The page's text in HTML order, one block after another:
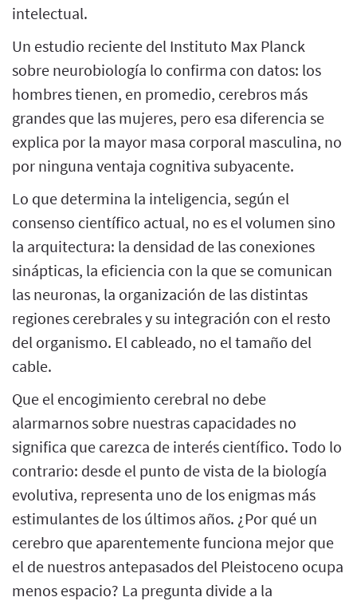
intelectual.
Un estudio reciente del Instituto Max Planck
sobre neurobiología lo confirma con datos: los
hombres tienen, en promedio, cerebros más
grandes que las mujeres, pero esa diferencia se
explica por la mayor masa corporal masculina, no
por ninguna ventaja cognitiva subyacente.
Lo que determina la inteligencia, según el
consenso científico actual, no es el volumen sino
la arquitectura: la densidad de las conexiones
sinápticas, la eficiencia con la que se comunican
las neuronas, la organización de las distintas
regiones cerebrales y su integración con el resto
del organismo. El cableado, no el tamaño del
cable.
Que el encogimiento cerebral no debe
alarmarnos sobre nuestras capacidades no
significa que carezca de interés científico. Todo lo
contrario: desde el punto de vista de la biología
evolutiva, representa uno de los enigmas más
estimulantes de los últimos años. ¿Por qué un
cerebro que aparentemente funciona mejor que
el de nuestros antepasados del Pleistoceno ocupa
menos espacio? La pregunta divide a la